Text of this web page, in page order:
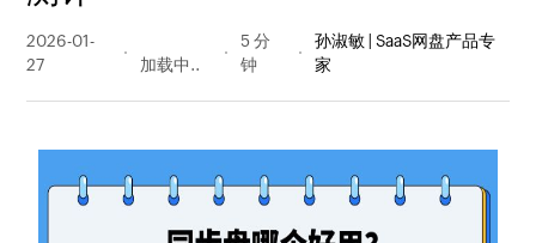
2026-01-
27
量
5 分
钟
孙淑敏 | SaaS网盘产品专
家